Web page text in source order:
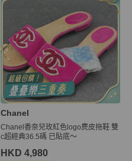
Chanel
Chanel香奈兒玫紅色logo麂皮拖鞋 雙
c超經典36.5碼 已貼底～
HKD 4,980